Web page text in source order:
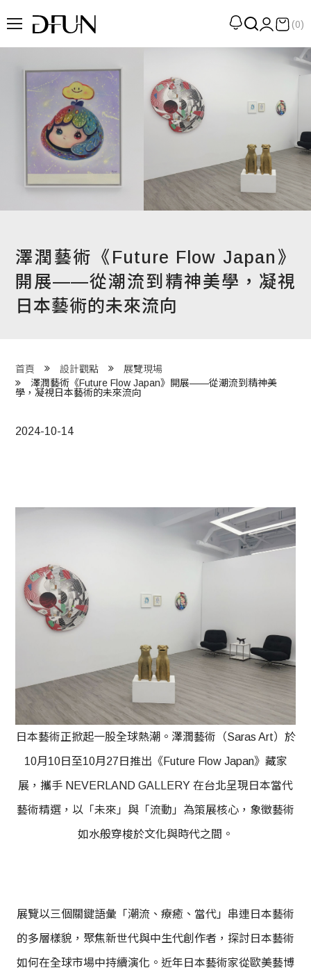
選品
們 About DFUN
目 Services
藏 Cover Archives
(0)
澤潤藝術《Future Flow Japan》
開展——從潮流到精神美學，凝視
日本藝術的未來流向
首頁 設計觀點
展覽現場
澤潤藝術《Future Flow Japan》開展——從潮流到精神美
學，凝視日本藝術的未來流向
2024-10-14
日本藝術正掀起一股全球熱潮。澤潤藝術（Saras Art）於
10月10日至10月27日推出《Future Flow Japan》藏家
展，攜手 NEVERLAND GALLERY 在台北呈現日本當代
藝術精選，以「未來」與「流動」為策展核心，象徵藝術
如水般穿梭於文化與時代之間。
展覽以三個關鍵語彙「潮流、療癒、當代」串連日本藝術
的多層樣貌，聚焦新世代與中生代創作者，探討日本藝術
如何在全球市場中持續演化。近年日本藝術家從歐美藝博